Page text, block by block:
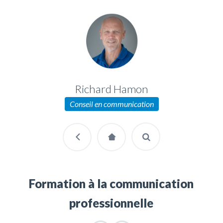
Richard Hamon
Conseil en communication
Formation à la communication
professionnelle